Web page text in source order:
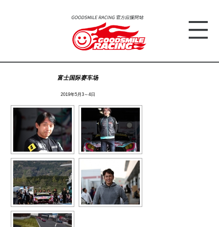
富士国际赛车场
2019年5月3～4日